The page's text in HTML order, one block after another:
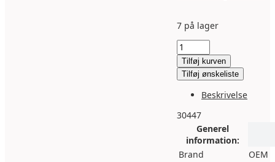
7 på lager
CO2
regulator
med
manometer
hun
udgang
antal
Tilføj kurven
Tilføj ønskeliste
Beskrivelse
30447
Generel
information:
Brand
OEM